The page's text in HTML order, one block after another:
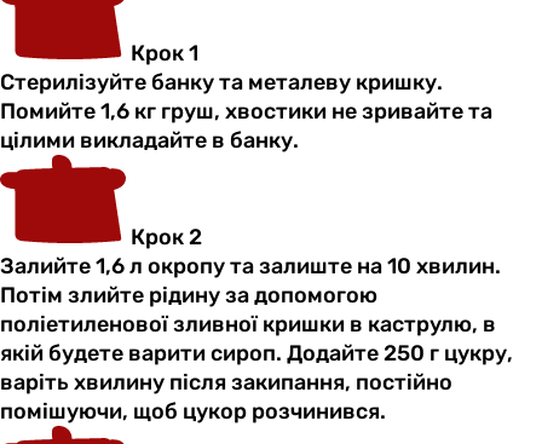
Крок 1
Стерилізуйте банку та металеву кришку.
Помийте 1,6 кг груш, хвостики не зривайте та
цілими викладайте в банку.
Крок 2
Залийте 1,6 л окропу та залиште на 10 хвилин.
Потім злийте рідину за допомогою
поліетиленової зливної кришки в каструлю, в
якій будете варити сироп. Додайте 250 г цукру,
варіть хвилину після закипання, постійно
помішуючи, щоб цукор розчинився.